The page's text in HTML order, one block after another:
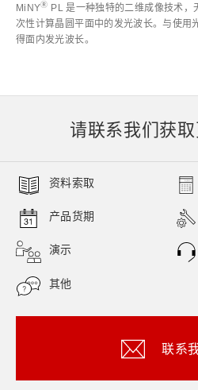
MiNYⓇ PL 是一种独特的二维成像技术
次性计算晶圆平面中的发光波长。与使用
得面内发光波长。
请联系我们获取
资料索取
产品货期
演示
其他
联系